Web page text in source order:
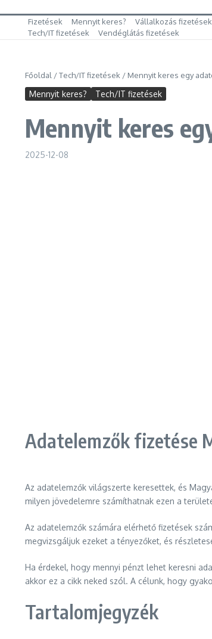
Fizetések Mennyit keres? Vállalkozás fizetések
Tech/IT fizetések
Vendéglátás fizetések
Főoldal /Tech/IT fizetések / Mennyit keres egy
Mennyit keres? Tech/IT fizetések
Mennyit keres
2025-12-08
Adatelemzők fizetése
Az adatelemzők világszerte keresettek, és
milyen jövedelemre számíthatnak ezen a
Az adatelemzők számára elérhető fizetések
megvizsgáljuk ezeket a tényezőket, és
Ha érdekel, hogy mennyi pénzt lehet keresni
akkor ez a cikk neked szól. A célunk, hogy
Tartalomjegyzék